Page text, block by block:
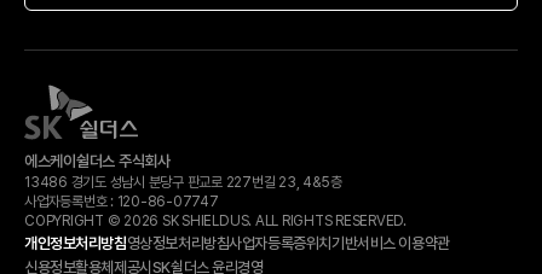
에스케이쉴더스 주식회사
13486 경기도 성남시 분당구 판교로 227번길 23, 4&5층
사업자등록번호 : 120-​86-​07747
COPYRIGHT © 2026 SK SHIELDUS. ALL RIGHTS RESERVED.
개인정보처리방침영상정보처리방침사업자등록증위치기반서비스 이용약관
신용정보활용체제공시 SK쉴더스 윤리경영